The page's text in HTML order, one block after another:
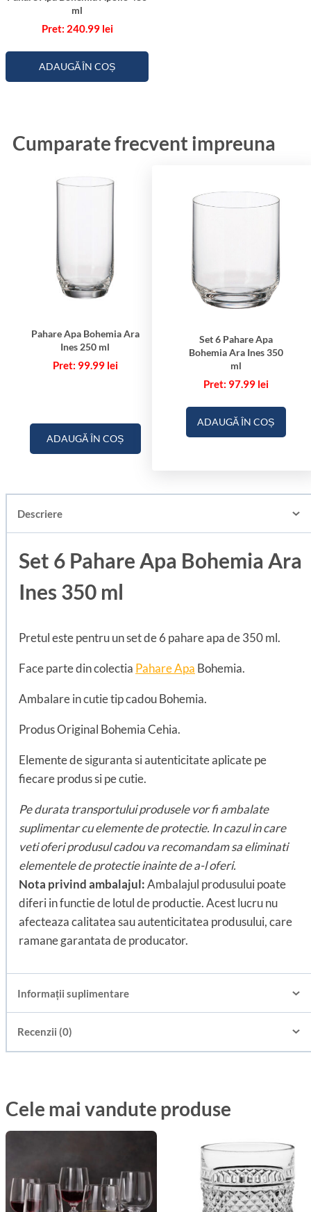
ml
240.99 lei
ADAUGĂ ÎN COȘ
Cumparate frecvent impreuna
Pahare Apa Bohemia Ara
Ines 250 ml
99.99 lei
ADAUGĂ ÎN COȘ
Set 6 Pahare Apa
Bohemia Ara Ines 350
ml
97.99 lei
ADAUGĂ ÎN COȘ
Descriere
Set 6 Pahare Apa Bohemia Ara
Ines 350 ml
Pretul este pentru un set de 6 pahare apa de 350 ml.
Face parte din colectia Pahare Apa Bohemia.
Ambalare in cutie tip cadou Bohemia.
Produs Original Bohemia Cehia.
Elemente de siguranta si autenticitate aplicate pe
fiecare produs si pe cutie.
Pe durata transportului produsele vor fi ambalate
suplimentar cu elemente de protectie. In cazul in care
veti oferi produsul cadou va recomandam sa eliminati
elementele de protectie inainte de a-l oferi.
Nota privind ambalajul:Ambalajul produsului poate
diferi in functie de lotul de productie. Acest lucru nu
afecteaza calitatea sau autenticitatea produsului, care
ramane garantata de producator.
Informații suplimentare
Recenzii (0)
Cele mai vandute produse